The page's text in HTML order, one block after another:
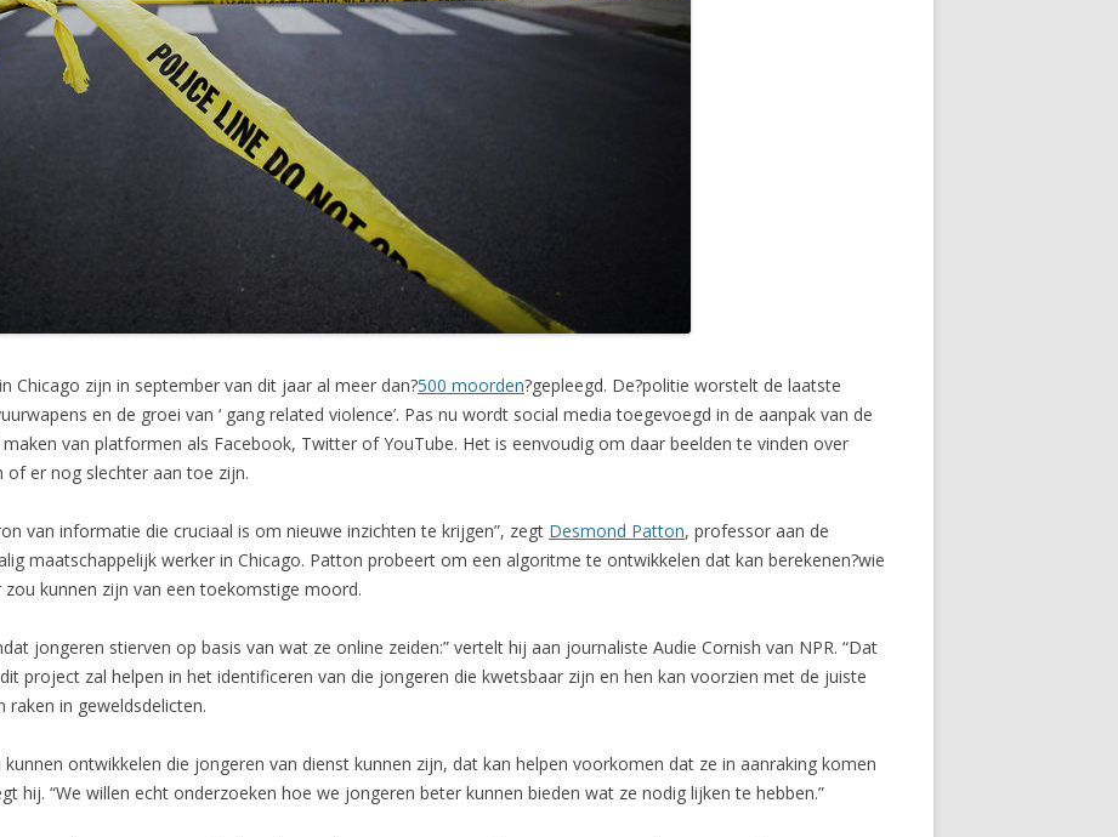
Chicago zijn in september van dit jaar al meer dan?500 moorden?gepleegd. De?politie worstelt de laatste
en de groei van ‘ gang related violence’. Pas nu wordt social media toegevoegd in de aanpak van de
van platformen als Facebook, Twitter of YouTube. Het is eenvoudig om daar beelden te vinden over
of er nog slechter aan toe zijn.
van informatie die cruciaal is om nieuwe inzichten te krijgen”, zegt Desmond Patton, professor aan de
maatschappelijk werker in Chicago. Patton probeert om een algoritme te ontwikkelen dat kan berekenen?wie
kunnen zijn van een toekomstige moord.
jongeren stierven op basis van wat ze online zeiden:” vertelt hij aan journaliste Audie Cornish van NPR. “Dat
project zal helpen in het identificeren van die jongeren die kwetsbaar zijn en hen kan voorzien met de juiste
in geweldsdelicten.
kunnen ontwikkelen die jongeren van dienst kunnen zijn, dat kan helpen voorkomen dat ze in aanraking komen
hij. “We willen echt onderzoeken hoe we jongeren beter kunnen bieden wat ze nodig lijken te hebben.”